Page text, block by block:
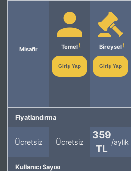
Misafir Temel
Giriş Yap
Bireysel
Giriş Yap
Fiyatlandırma
Ücretsiz Ücretsiz
359
TL
/aylık
Kullanıcı Sayısı